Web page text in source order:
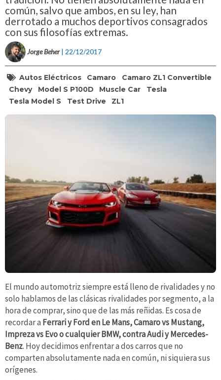
común, salvo que ambos, en su ley, han
derrotado a muchos deportivos consagrados
con sus filosofías extremas.
Jorge Beher | 22/12/2017
Autos Eléctricos Camaro
Camaro ZL1 Convertible
Chevy
Model S P100D Muscle Car
Tesla
Tesla Model S
Test Drive ZL1
El mundo automotriz siempre está lleno de rivalidades y no
solo hablamos de las clásicas rivalidades por segmento, a la
hora de comprar, sino que de las más reñidas. Es cosa de
recordar a Ferrari y Ford en Le Mans, Camaro vs Mustang,
Impreza vs Evo o cualquier BMW, contra Audi y Mercedes-
Benz. Hoy decidimos enfrentar a dos carros que no
comparten absolutamente nada en común, ni siquiera sus
orígenes.